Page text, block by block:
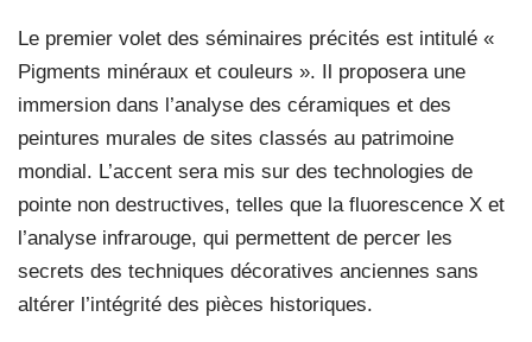
Le premier volet des séminaires précités est intitulé «
Pigments minéraux et couleurs ». Il proposera une
immersion dans l’analyse des céramiques et des
peintures murales de sites classés au patrimoine
mondial. L’accent sera mis sur des technologies de
pointe non destructives, telles que la fluorescence X et
l’analyse infrarouge, qui permettent de percer les
secrets des techniques décoratives anciennes sans
altérer l’intégrité des pièces historiques.